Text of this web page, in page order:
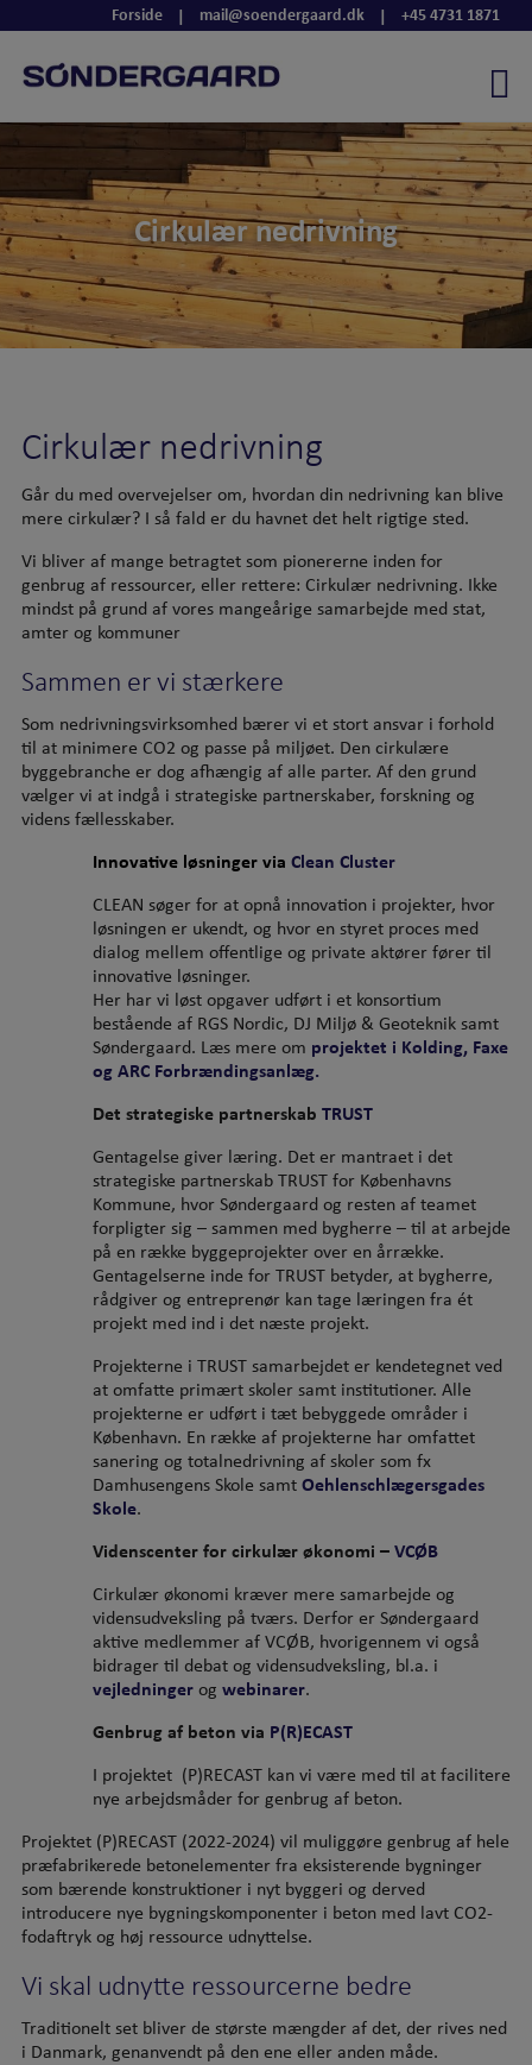
indholdet
Forside | mail@soendergaard.dk | +45 4731 1871
Cirkulær nedrivning
Cirkulær nedrivning
Går du med overvejelser om, hvordan din nedrivning kan blive
mere cirkulær? I så fald er du havnet det helt rigtige sted.
Vi bliver af mange betragtet som pionererne inden for
genbrug af ressourcer, eller rettere: Cirkulær nedrivning. Ikke
mindst på grund af vores mangeårige samarbejde med stat,
amter og kommuner
Sammen er vi stærkere
Som nedrivningsvirksomhed bærer vi et stort ansvar i forhold
til at minimere CO2 og passe på miljøet. Den cirkulære
byggebranche er dog afhængig af alle parter. Af den grund
vælger vi at indgå i strategiske partnerskaber, forskning og
videns fællesskaber.
Innovative løsninger via Clean Cluster
CLEAN søger for at opnå innovation i projekter, hvor
løsningen er ukendt, og hvor en styret proces med
dialog mellem offentlige og private aktører fører til
innovative løsninger.
Her har vi løst opgaver udført i et konsortium
bestående af RGS Nordic, DJ Miljø & Geoteknik samt
Søndergaard. Læs mere om projektet i Kolding, Faxe
og ARC Forbrændingsanlæg.
Det strategiske partnerskab TRUST
Gentagelse giver læring. Det er mantraet i det
strategiske partnerskab TRUST for Københavns
Kommune, hvor Søndergaard og resten af teamet
forpligter sig – sammen med bygherre – til at arbejde
på en række byggeprojekter over en årrække.
Gentagelserne inde for TRUST betyder, at bygherre,
rådgiver og entreprenør kan tage læringen fra ét
projekt med ind i det næste projekt.
Projekterne i TRUST samarbejdet er kendetegnet ved
at omfatte primært skoler samt institutioner. Alle
projekterne er udført i tæt bebyggede områder i
København. En række af projekterne har omfattet
sanering og totalnedrivning af skoler som fx
Damhusengens Skole samtOehlenschlægersgades
Skole.
Videnscenter for cirkulær økonomi –VCØB
Cirkulær økonomi kræver mere samarbejde og
vidensudveksling på tværs. Derfor er Søndergaard
aktive medlemmer af VCØB, hvorigennem vi også
bidrager til debat og vidensudveksling, bl.a. i
vejledningerog webinarer.
Genbrug af beton via P(R)ECAST
I projektet (P)RECAST kan vi være med til at facilitere
nye arbejdsmåder for genbrug af beton.
Projektet (P)RECAST (2022-2024) vil muliggøre genbrug af hele
præfabrikerede betonelementer fra eksisterende bygninger
som bærende konstruktioner i nyt byggeri og derved
introducere nye bygningskomponenter i beton med lavt CO2-
fodaftryk og høj ressource udnyttelse.
Vi skal udnytte ressourcerne bedre
Traditionelt set bliver de største mængder af det, der rives ned
i Danmark, genanvendt på den ene eller anden måde.